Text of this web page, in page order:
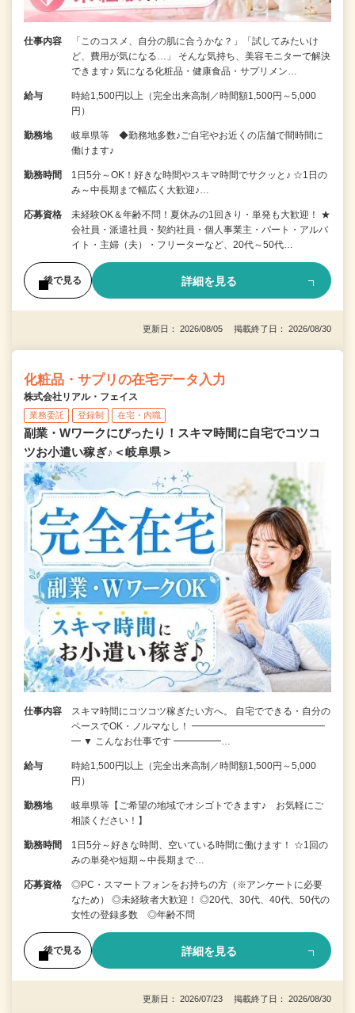
仕事内容
「このコスメ、自分の肌に合うかな？」「試してみたいけ
ど、費用が気になる…」 そんな気持ち、美容モニターで解決
できます♪ 気になる化粧品・健康食品・サプリメン…
給与
時給1,500円以上（完全出来高制／時間額1,500円～5,000
円）
勤務地
岐阜県等 ◆勤務地多数♪ご自宅やお近くの店舗で間時間に
働けます♪
勤務時間
1日5分～OK！好きな時間やスキマ時間でサクッと♪ ☆1日の
み～中長期まで幅広く大歓迎♪…
応募資格
未経験OK＆年齢不問！夏休みの1回きり・単発も大歓迎！ ★
会社員・派遣社員・契約社員・個人事業主・パート・アルバ
イト・主婦（夫）・フリーターなど、20代～50代…
後で見る 詳細を見る
更新日： 2026/08/05 掲載終了日： 2026/08/30
化粧品・サプリの在宅データ入力
株式会社リアル・フェイス
業務委託 登録制 在宅・内職
副業・Wワークにぴったり！スキマ時間に自宅でコツコ
ツお小遣い稼ぎ♪＜岐阜県＞
仕事内容
スキマ時間にコツコツ稼ぎたい方へ。 自宅でできる・自分の
ペースでOK・ノルマなし！ ━━━━━━━━━━━━━━
━ ▼ こんなお仕事です ━━━━━…
給与
時給1,500円以上（完全出来高制／時間額1,500円～5,000
円）
勤務地
岐阜県等【ご希望の地域でオシゴトできます♪ お気軽にご
相談ください！】
勤務時間
1日5分～好きな時間、空いている時間に働けます！ ☆1回の
みの単発や短期～中長期まで…
応募資格
◎PC・スマートフォンをお持ちの方（※アンケートに必要
なため） ◎未経験者大歓迎！ ◎20代、30代、40代、50代の
女性の登録多数 ◎年齢不問
後で見る 詳細を見る
更新日： 2026/07/23 掲載終了日： 2026/08/30